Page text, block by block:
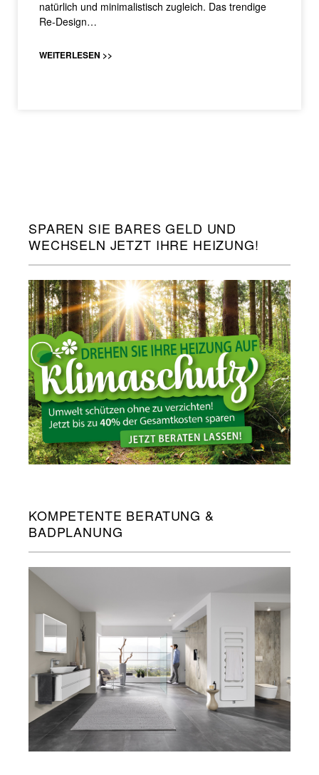
natürlich und minimalistisch zugleich. Das trendige
Re-Design…
WEITERLESEN >>
SPAREN SIE BARES GELD UND
WECHSELN JETZT IHRE HEIZUNG!
KOMPETENTE BERATUNG &
BADPLANUNG